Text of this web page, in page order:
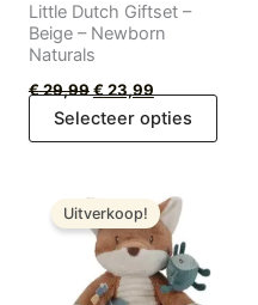
Little Dutch Giftset –
Beige – Newborn
Naturals
€29,99€23,99
Selecteer opties
Uitverkoop!
prijs
was:
€ 19,99.
prijs
is:
€ 15,99.